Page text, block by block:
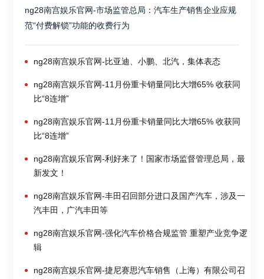
ng28南宫娱乐官网-市场监管总局：汽车生产销售企业应规
范“付费解锁”功能的收费行为
ng28南宫娱乐官网-比亚迪、小鹏、北汽，集体表态
ng28南宫娱乐官网-11月份重卡销量同比大增65% 收获同
比“8连增”
ng28南宫娱乐官网-11月份重卡销量同比大增65% 收获同
比“8连增”
ng28南宫娱乐官网-利好来了！国家市场监督管理总局，最
新发文！
ng28南宫娱乐官网-丰田召回部分进口及国产汽车，涉及一
汽丰田，广汽丰田等
ng28南宫娱乐官网-强化汽车价格合规监管 重塑产业竞争逻
辑
ng28南宫娱乐官网-捷尼赛思汽车销售（上海）有限公司召